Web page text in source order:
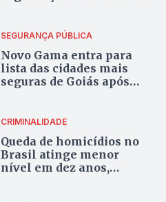
SEGURANÇA PÚBLICA
Novo Gama entra para
lista das cidades mais
seguras de Goiás após
CRIMINALIDADE
Queda de homicídios no
Brasil atinge menor
nível em dez anos,